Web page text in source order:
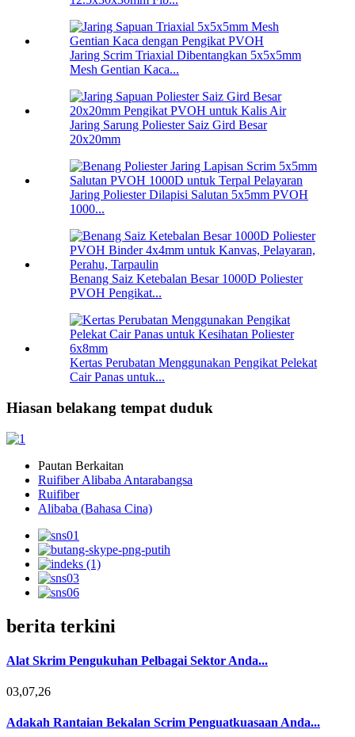
Jaring Scrim Triaxial Dibentangkan 5x5x5mm
Mesh Gentian Kaca...
Jaring Sarung Poliester Saiz Gird Besar
20x20mm
Jaring Poliester Dilapisi Salutan 5x5mm PVOH
1000...
Benang Saiz Ketebalan Besar 1000D Poliester
PVOH Pengikat...
Kertas Perubatan Menggunakan Pengikat Pelekat
Cair Panas untuk...
Hiasan belakang tempat duduk
Pautan Berkaitan
Ruifiber Alibaba Antarabangsa
Ruifiber
Alibaba (Bahasa Cina)
berita terkini
Alat Skrim Pengukuhan Pelbagai Sektor Anda...
03,07,26
Adakah Rantaian Bekalan Scrim Penguatkuasaan Anda...